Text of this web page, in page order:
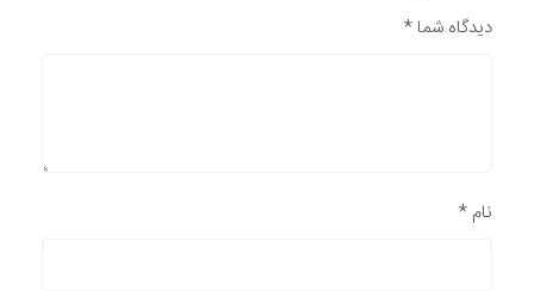
دیدگاه شما*
نام *